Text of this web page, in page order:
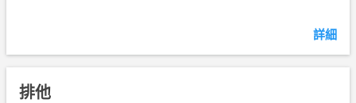
詳細
排他